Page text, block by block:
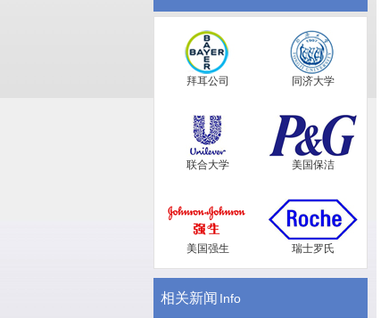
拜耳公司 同济大学
联合大学 美国保洁
美国强生 瑞士罗氏
相关新闻 Info